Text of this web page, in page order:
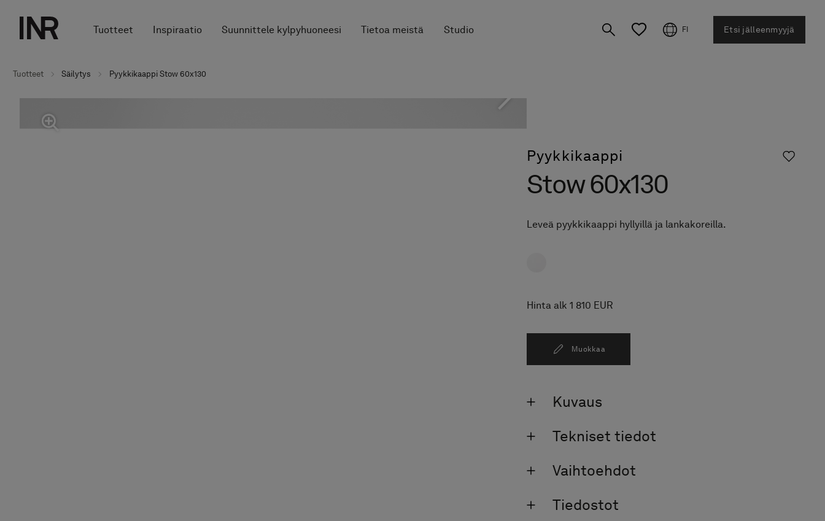
Tuotteet Inspiraatio Suunnittele kylpyhuoneesi Tietoa meistä Studio FI Etsi jälleenmyyjä
Tuotteet Säilytys Pyykkikaappi Stow 60x130
Pyykkikaappi
Stow 60x130
Leveä pyykkikaappi hyllyillä ja lankakoreilla.
Hinta alk 1 810 EUR
Muokkaa
Kuvaus
Tekniset tiedot
Vaihtoehdot
Tiedostot